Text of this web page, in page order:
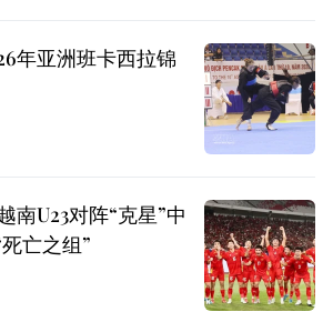
年亚洲班卡西拉锦
南U23对阵“克星”中
亡之组”